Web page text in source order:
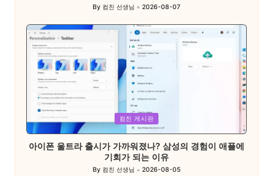
Posted
By 컴친 선생님 2026-08-07
Posted
in
컴친 게시판
아이폰 울트라 출시가 가까워졌나? 삼성의 경험이 애플에
기회가 되는 이유
By 컴친 선생님 2026-08-05